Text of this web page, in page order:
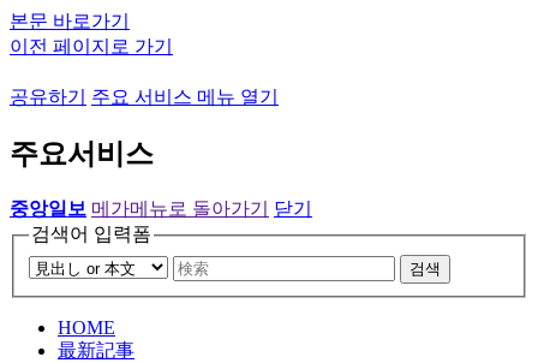
본문 바로가기
이전 페이지로 가기
공유하기 주요 서비스 메뉴 열기
주요서비스
중앙일보 메가메뉴로 돌아가기
닫기
검색어 입력폼
검색
HOME
最新記事